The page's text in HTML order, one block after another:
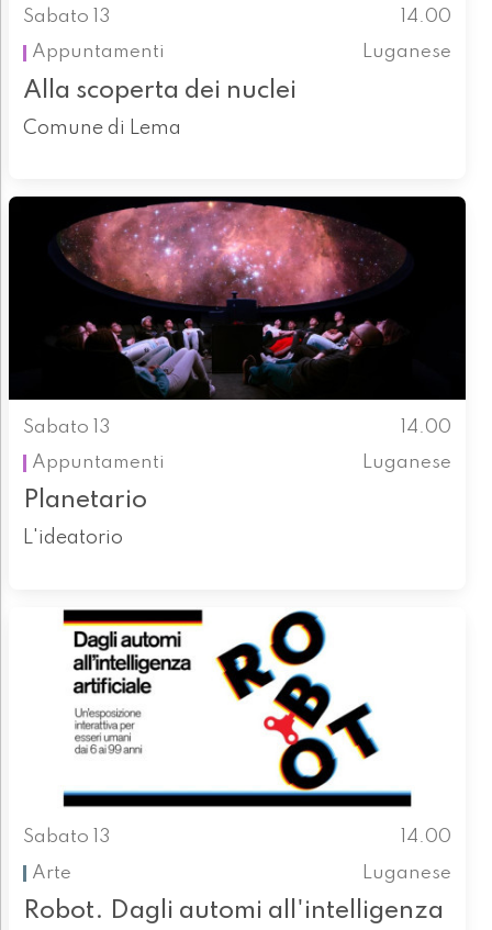
Sabato 13
14.00
Appuntamenti
Luganese
Alla scoperta dei nuclei
Comune di Lema
Sabato 13
14.00
Appuntamenti
Luganese
Planetario
L'ideatorio
Sabato 13
14.00
Arte
Luganese
Robot. Dagli automi all'intelligenza